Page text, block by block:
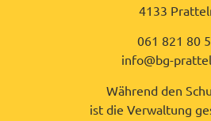
4133
061 821 80
info@bg-
Während den
ist die Verwaltung